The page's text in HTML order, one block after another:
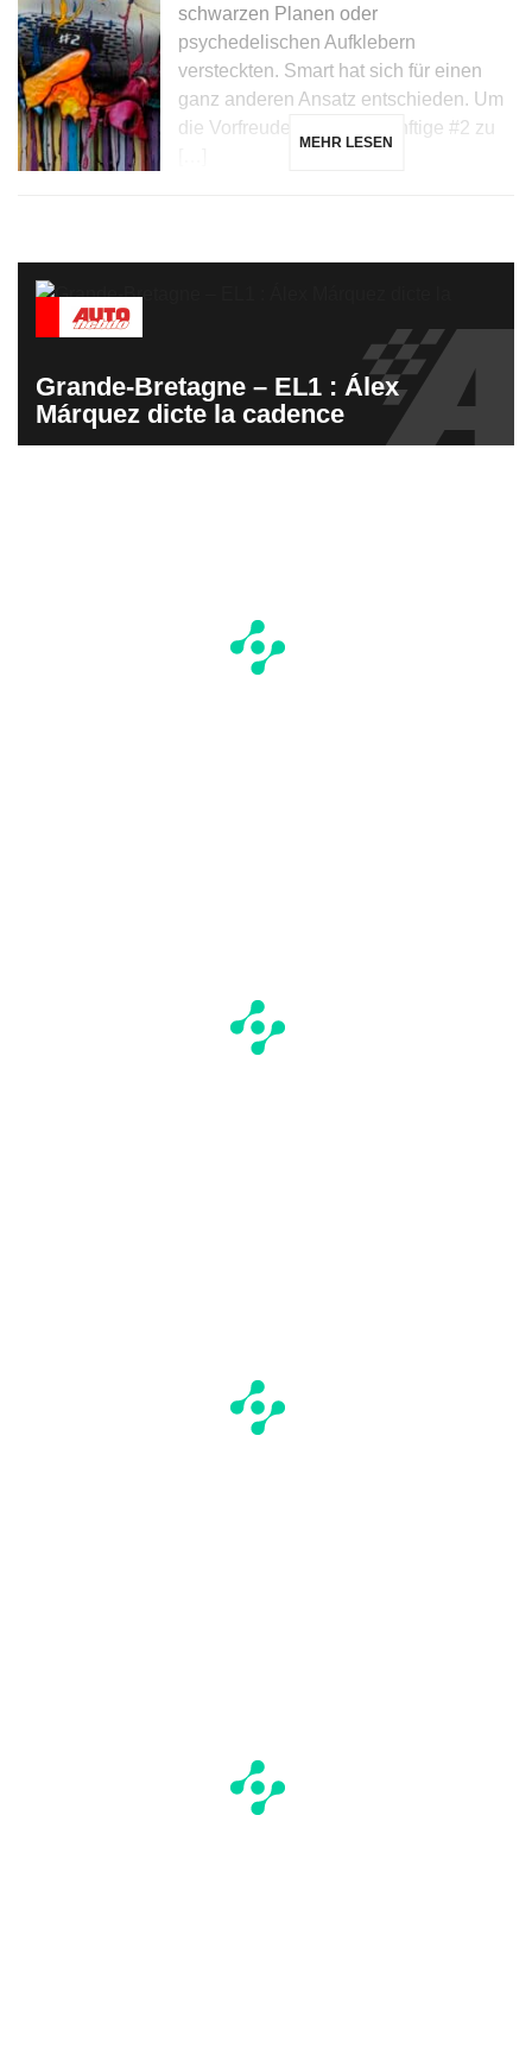
schwarzen Planen oder
psychedelischen Aufklebern
versteckten. Smart hat sich für einen
ganz anderen Ansatz entschieden. Um
die Vorfreude auf die zukünftige #2 zu
MEHR LESEN
Grande-Bretagne – EL1 : Álex
Márquez dicte la cadence